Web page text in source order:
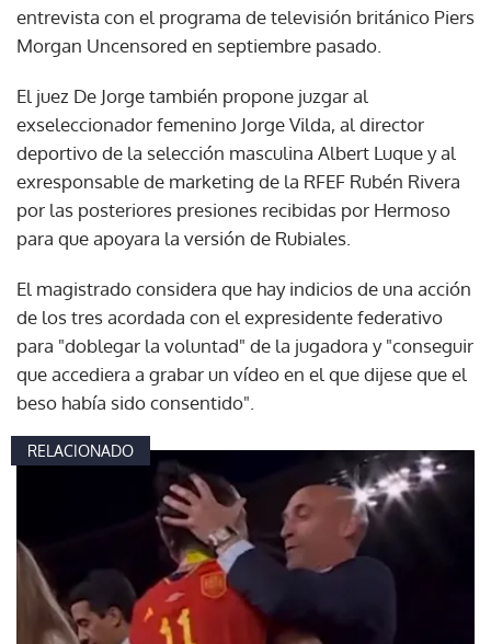
entrevista con el programa de televisión británico Piers
Morgan Uncensored en septiembre pasado.
El juez De Jorge también propone juzgar al
exseleccionador femenino Jorge Vilda, al director
deportivo de la selección masculina Albert Luque y al
exresponsable de marketing de la RFEF Rubén Rivera
por las posteriores presiones recibidas por Hermoso
para que apoyara la versión de Rubiales.
El magistrado considera que hay indicios de una acción
de los tres acordada con el expresidente federativo
para "doblegar la voluntad" de la jugadora y "conseguir
que accediera a grabar un vídeo en el que dijese que el
beso había sido consentido".
RELACIONADO